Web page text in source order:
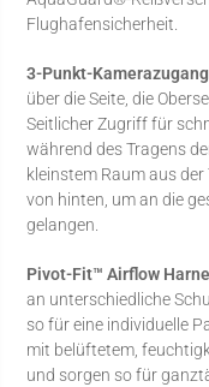
Flughafensicherheit.
3-Punkt-Kamerazugang
über die Seite, die
Seitlicher Zugriff für
während des Tragens
kleinstem Raum aus
von hinten, um an die
gelangen.
Pivot-Fit™ Airflow
an unterschiedliche
so für eine individuelle
mit belüftetem,
und sorgen so für